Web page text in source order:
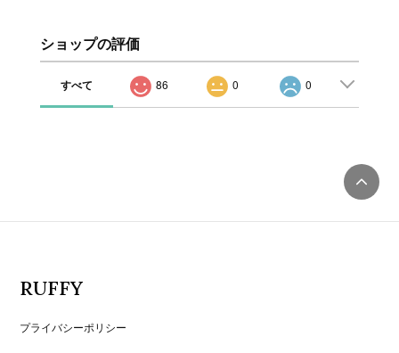
ショップの評価
すべて 86 0 0
RUFFY
プライバシーポリシー